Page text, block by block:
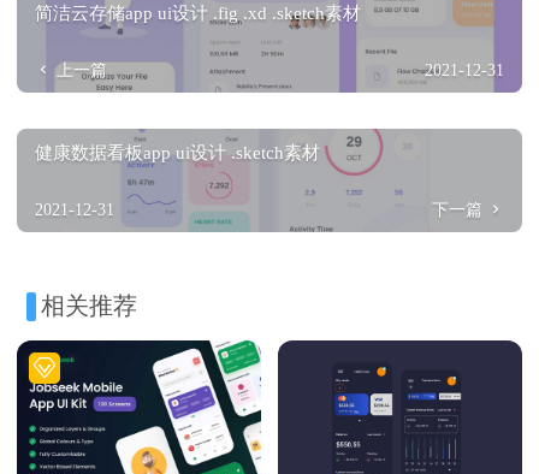
简洁云存储app ui设计 .fig .xd .sketch素材
上一篇 2021-12-31
健康数据看板app ui设计 .sketch素材
2021-12-31 下一篇
相关推荐